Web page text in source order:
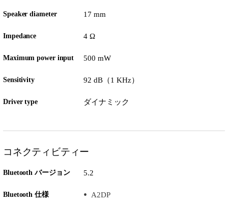
Speaker diameter 17 mm
Impedance 4 Ω
Maximum power input 500 mW
Sensitivity 92 dB（1 KHz）
Driver type ダイナミック
コネクティビティー
Bluetooth バージョン 5.2
Bluetooth 仕様
A2DP